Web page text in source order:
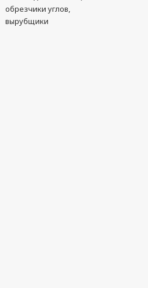
обрезчики углов,
вырубщики